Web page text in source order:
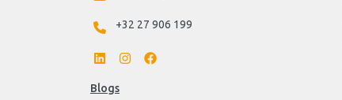
+32 27 906 199
Blogs